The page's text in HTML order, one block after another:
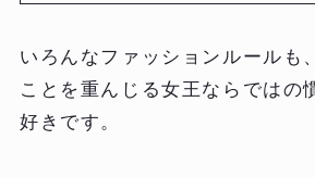
いろんなファッションルールも
ことを重んじる女王ならではの
好きです。